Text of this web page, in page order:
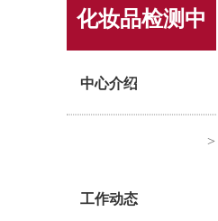
化妆品检测中心 期
化妆品检测中
心
中心介绍
>
工作动态